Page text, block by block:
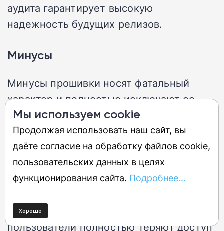
аудита гарантирует высокую
надежность будущих релизов.
Минусы
Минусы прошивки носят фатальный
характер и полностью исключают ее
эксплуатацию прямо сейчас. Во-первых,
установка апдейта вызывает
бесконечный цикл перезапуска
системы. Во-вторых, софт превращает
дорогой рабочий смартфон в
В-третьих, из-за критической ошибки
пользователи полностью теряют доступ
Мы используем cookie
Продолжая использовать наш сайт, вы
даёте согласие на обработку файлов cookie,
пользовательских данных в целях
функционирования сайта. Подробнее...